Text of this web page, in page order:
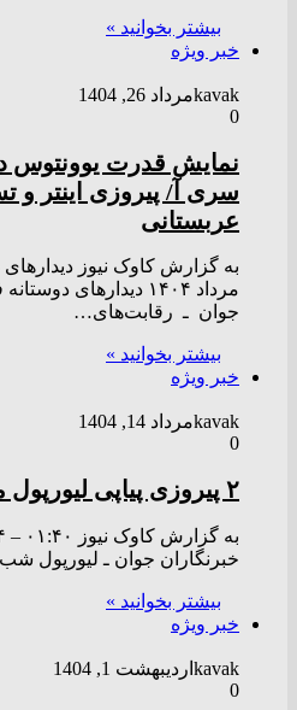
بیشتر بخوانید »
خبر ویژه
kavakمرداد 26, 1404
0
نمایش قدرت یوونتوس
سری آ/ پیروزی اینتر و
عربستانی
مرداد ۱۴۰۴ دیدارهای
جوان ـ رقابت‌های…
بیشتر بخوانید »
خبر ویژه
kavakمرداد 14, 1404
0
۲ پیروزی پیاپی لیورپول مقابل حریف اسپانیایی
خبرنگاران جوان ـ لیورپول
بیشتر بخوانید »
خبر ویژه
kavak اردیبهشت 1, 1404
0